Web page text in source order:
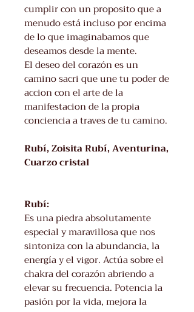
cumplir con un proposito que a
menudo está incluso por encima
de lo que imaginabamos que
deseamos desde la mente.
El deseo del corazón es un
camino sacri que une tu poder de
accion con el arte de la
manifestacion de la propia
conciencia a traves de tu camino.
Rubí, Zoisita Rubí, Aventurina,
Cuarzo cristal
Rubí:
Es una piedra absolutamente
especial y maravillosa que nos
sintoniza con la abundancia, la
energía y el vigor. Actúa sobre el
chakra del corazón abriendo a
elevar su frecuencia. Potencia la
pasión por la vida, mejora la